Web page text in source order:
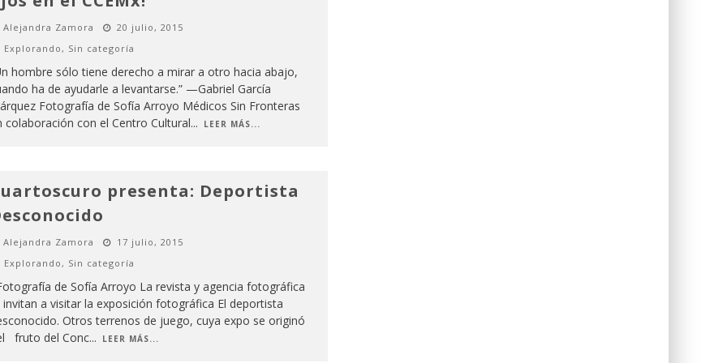
Alejandra Zamora
20 julio, 2015
Explorando, Sin categoría
hombre sólo tiene derecho a mirar a otro hacia abajo,
ha de ayudarle a levantarse.” —Gabriel García
Fotografía de Sofía Arroyo Médicos Sin Fronteras
colaboración con el Centro Cultural... LEER MÁS...
presenta: Deportista
Alejandra Zamora
17 julio, 2015
Explorando, Sin categoría
de Sofía Arroyo La revista y agencia fotográfica
a visitar la exposición fotográfica El deportista
Otros terrenos de juego, cuya expo se originó
fruto del Conc... LEER MÁS...